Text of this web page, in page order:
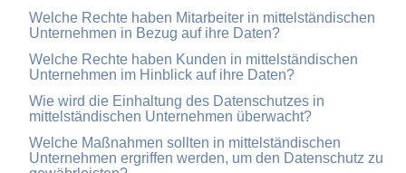
Welche Rechte haben Mitarbeiter in mittelständischen
Unternehmen in Bezug auf ihre Daten?
Welche Rechte haben Kunden in mittelständischen
Unternehmen im Hinblick auf ihre Daten?
Wie wird die Einhaltung des Datenschutzes in
mittelständischen Unternehmen überwacht?
Welche Maßnahmen sollten in mittelständischen
Unternehmen ergriffen werden, um den Datenschutz zu